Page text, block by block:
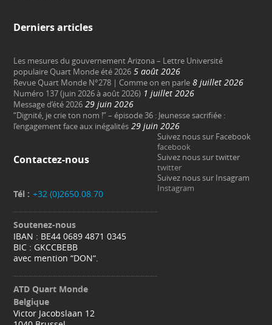
Derniers articles
Les mesures du gouvernement Arizona – Lettre Université
populaire Quart Monde été 2026 5 août 2026
Revue Quart Monde N°278 | Comme on en parle 8 juillet 2026
Numéro 137 (juin 2026 à août 2026) 1 juillet 2026
Message d’été 2026 29 juin 2026
“Dignité, je crie ton nom !” – épisode 36 : Jeunesse sacrifiée :
l’engagement face aux inégalités 29 juin 2026
Contactez-nous
Tél : +32 (0)2650.08.70
Soutenez-nous
IBAN : BE44 0689 4871 0345
BIC : GKCCBEBB
avec mention “DON“.
ATD Quart Monde
Belgique
Victor Jacobslaan 12
Suivez nous sur Facebook
facebook
Suivez nous sur twitter
twitter
Suivez nous sur Insagram
Instagram